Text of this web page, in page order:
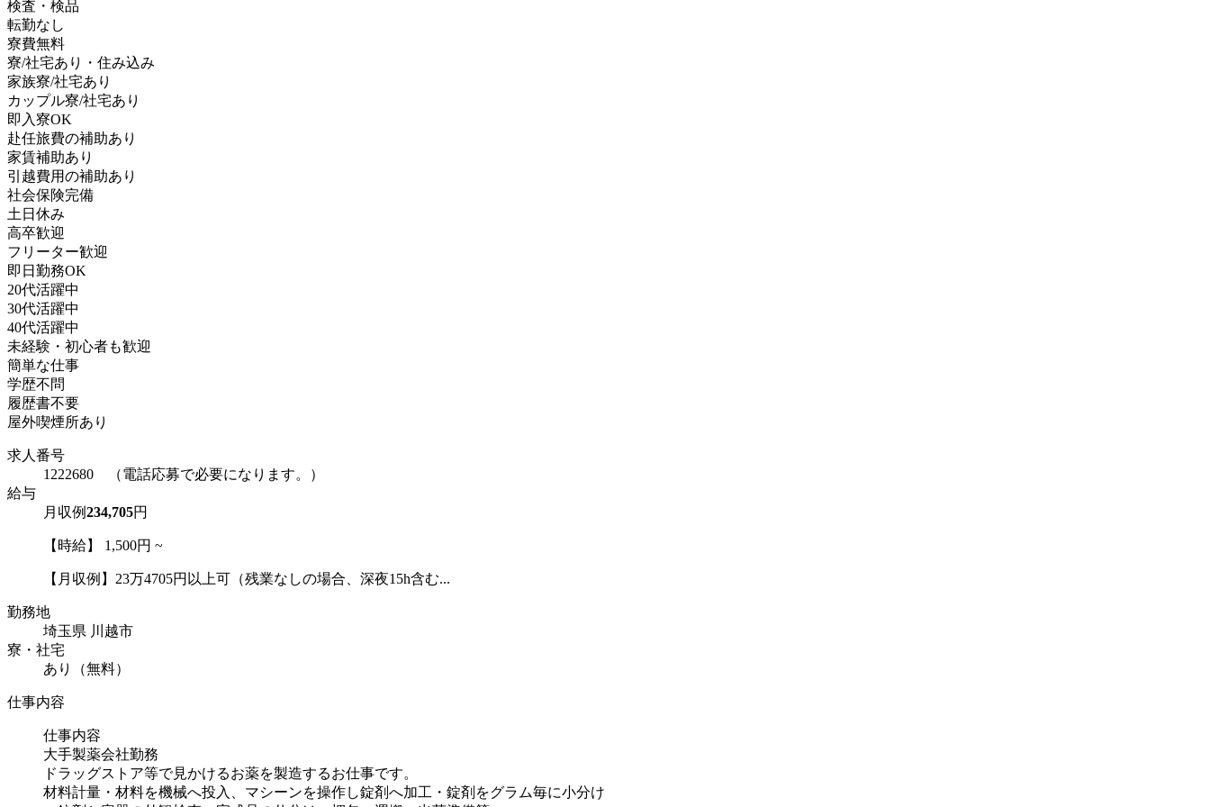
検査・検品
転勤なし
寮費無料
寮/社宅あり・住み込み
家族寮/社宅あり
カップル寮/社宅あり
即入寮OK
赴任旅費の補助あり
家賃補助あり
引越費用の補助あり
社会保険完備
土日休み
高卒歓迎
フリーター歓迎
即日勤務OK
20代活躍中
30代活躍中
40代活躍中
未経験・初心者も歓迎
簡単な仕事
学歴不問
履歴書不要
屋外喫煙所あり
求人番号
1222680 （電話応募で必要になります。）
給与
月収例234,705円
【時給】 1,500円 ~
【月収例】23万4705円以上可（残業なしの場合、深夜15h含む...
勤務地
埼玉県 川越市
寮・社宅
あり（無料）
仕事内容
仕事内容
大手製薬会社勤務
ドラッグストア等で見かけるお薬を製造するお仕事です。
材料計量・材料を機械へ投入、マシーンを操作し錠剤へ加工・錠剤をグラム毎に小分け